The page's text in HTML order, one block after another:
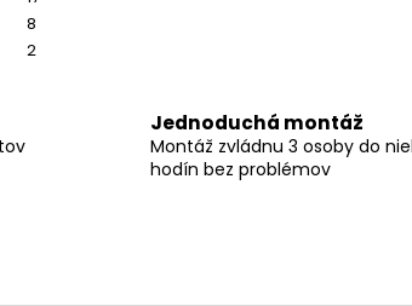
8
2
Jednoduchá montáž
Montáž zvládnu 3 osoby do
hodín bez problémov